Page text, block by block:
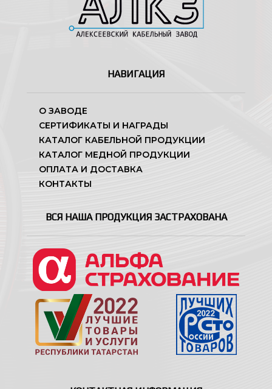
НАВИГАЦИЯ
О ЗАВОДЕ
СЕРТИФИКАТЫ И НАГРАДЫ
КАТАЛОГ КАБЕЛЬНОЙ ПРОДУКЦИИ
КАТАЛОГ МЕДНОЙ ПРОДУКЦИИ
ОПЛАТА И ДОСТАВКА
КОНТАКТЫ
ВСЯ НАША ПРОДУКЦИЯ ЗАСТРАХОВАНА